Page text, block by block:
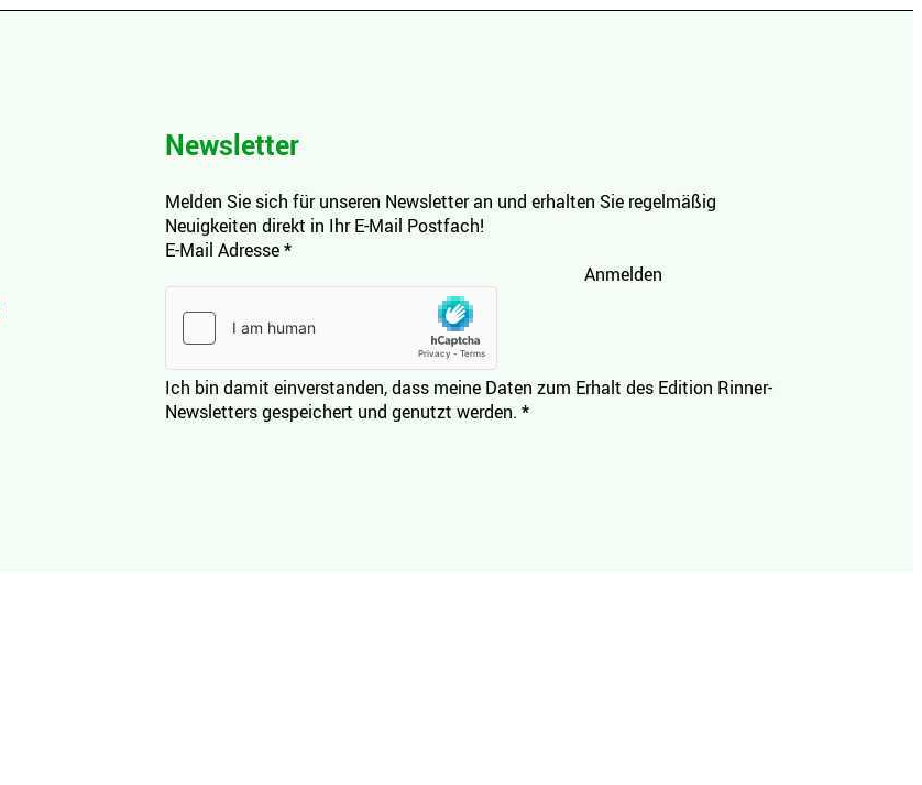
Newsletter
Melden Sie sich für unseren Newsletter an und erhalten Sie regelmäßig
Neuigkeiten direkt in Ihr E-Mail Postfach!
E-Mail Adresse*
Anmelden
Ich bin damit einverstanden, dass meine Daten zum Erhalt des Edition Rinner-
Newsletters gespeichert und genutzt werden. *